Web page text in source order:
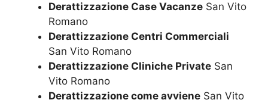
Derattizzazione Case Vacanze San Vito
Romano
Derattizzazione Centri Commerciali
San Vito Romano
Derattizzazione Cliniche Private San
Vito Romano
Derattizzazione come avviene San Vito